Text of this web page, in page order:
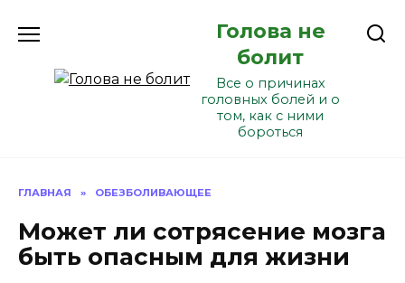
Голова не
болит
Все о причинах
головных болей и о
том, как с ними
бороться
ГЛАВНАЯ » ОБЕЗБОЛИВАЮЩЕЕ
Может ли сотрясение мозга
быть опасным для жизни